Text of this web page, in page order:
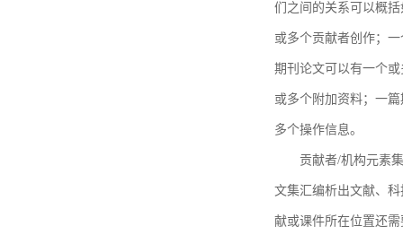
们之间的关系可以概
或多个贡献者创作；
期刊论文可以有一个
或多个附加资料；一
多个操作信息。
贡献者/机构元素
文集汇编析出文献、
献或课件所在位置还